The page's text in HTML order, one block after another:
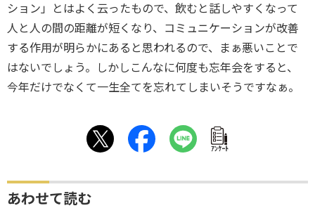
ション」とはよく云ったもので、飲むと話しやすくなって
人と人の間の距離が短くなり、コミュニケーションが改善
する作用が明らかにあると思われるので、まぁ悪いことで
はないでしょう。しかしこんなに何度も忘年会をすると、
今年だけでなくて一生全てを忘れてしまいそうですなぁ。
ｱﾝｹｰﾄ
あわせて読む